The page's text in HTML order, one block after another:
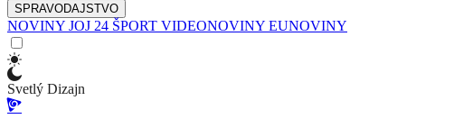
SPRAVODAJSTVO
NOVINY JOJ 24 ŠPORT VIDEONOVINY EUNOVINY
Svetlý Dizajn